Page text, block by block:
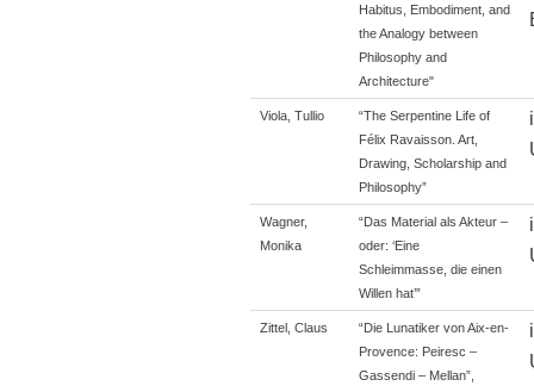
Habitus, Embodiment, and
the Analogy between
Philosophy and
Architecture"
Viola, Tullio
“The Serpentine Life of
Félix Ravaisson. Art,
Drawing, Scholarship and
Philosophy”
Wagner,
Monika
“Das Material als Akteur –
oder: ‘Eine
Schleimmasse, die einen
Willen hat’”
Zittel, Claus
“Die Lunatiker von Aix-en-
Provence: Peiresc –
Gassendi – Mellan”,